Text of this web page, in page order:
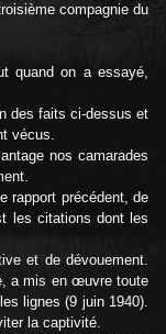
compagnie du
quand on a essayé,
des faits ci-dessus et
vécus.
nos camarades
rapport précédent, de
les citations dont les
et de dévouement.
a mis en œuvre toute
lignes (9 juin 1940).
la captivité.